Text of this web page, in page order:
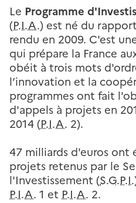
Le Programme
(P.I.A.) est né du
rendu en 2009. C'est
qui prépare la France
obéit à trois mots
l’innovation et la
programmes ont fait
d'appels à projets en
2014 (P.I.A. 2).
47 milliards d'euros ont
projets retenus par le
l'Investissement (S.G.P.I.
P.I.A. 1 et P.I.A. 2.